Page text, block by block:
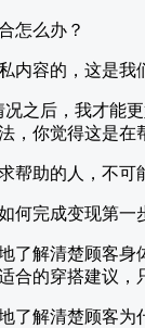
怎么办？
内容的，这是我
之后，我才能
，你觉得这是在
帮助的人，不
何完成变现第
了解清楚顾客
合的穿搭建议，
了解清楚顾客